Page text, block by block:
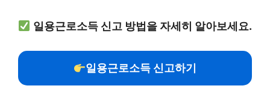
일용근로소득 신고 방법을 자세히 알아보세요.
일용근로소득 신고하기